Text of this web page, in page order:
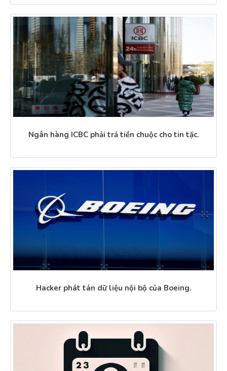
Ngân hàng ICBC phải trả tiền chuộc cho tin tặc.
Hacker phát tán dữ liệu nội bộ của Boeing.